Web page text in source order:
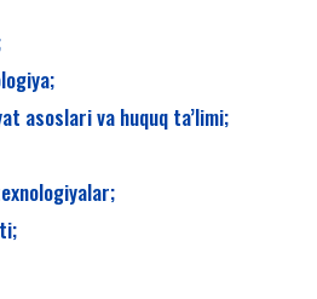
asoslari va huquq ta’limi;